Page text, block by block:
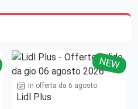
NEW
In offerta da 6 agosto
Lidl Plus